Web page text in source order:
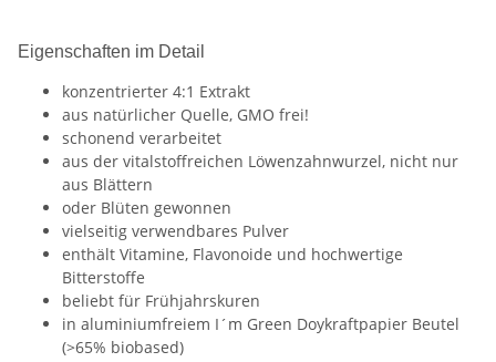
Eigenschaften im Detail
konzentrierter 4:1 Extrakt
aus natürlicher Quelle, GMO frei!
schonend verarbeitet
aus der vitalstoffreichen Löwenzahnwurzel, nicht nur
aus Blättern
oder Blüten gewonnen
vielseitig verwendbares Pulver
enthält Vitamine, Flavonoide und hochwertige
Bitterstoffe
beliebt für Frühjahrskuren
in aluminiumfreiem I´m Green Doykraftpapier Beutel
(>65% biobased)